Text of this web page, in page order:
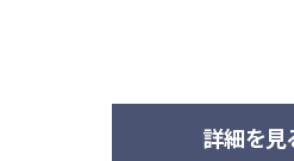
詳細を見